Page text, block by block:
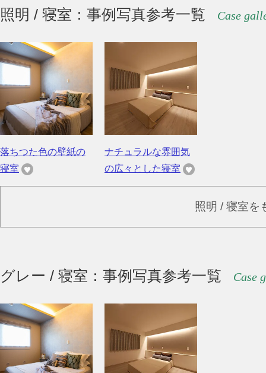
照明 / 寝室：事例写真参考一覧 Case
落ちつた色の壁紙の
寝室
ナチュラルな雰囲気
の広々とした寝室
照明 / 寝室を
グレー / 寝室：事例写真参考一覧 Case